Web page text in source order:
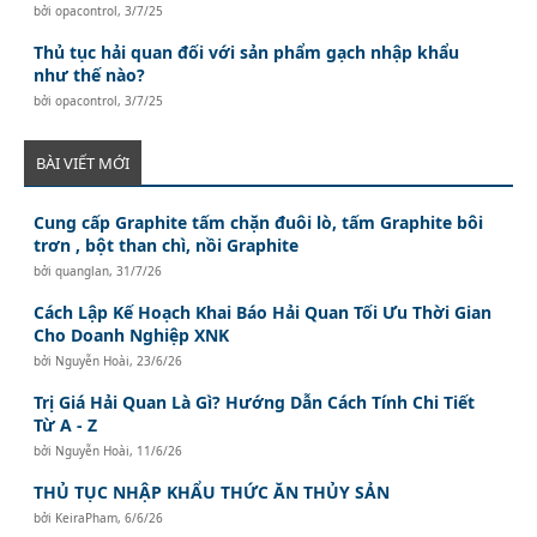
bởiopacontrol,3/7/25
Thủ tục hải quan đối với sản phẩm gạch nhập khẩu
như thế nào?
bởiopacontrol,3/7/25
BÀI VIẾT MỚI
Cung cấp Graphite tấm chặn đuôi lò, tấm Graphite bôi
trơn , bột than chì, nồi Graphite
bởiquanglan,31/7/26
Cách Lập Kế Hoạch Khai Báo Hải Quan Tối Ưu Thời Gian
Cho Doanh Nghiệp XNK
bởi Nguyễn Hoài, 23/6/26
Trị Giá Hải Quan Là Gì? Hướng Dẫn Cách Tính Chi Tiết
Từ A - Z
bởi Nguyễn Hoài, 11/6/26
THỦ TỤC NHẬP KHẨU THỨC ĂN THỦY SẢN
bởi KeiraPham,6/6/26